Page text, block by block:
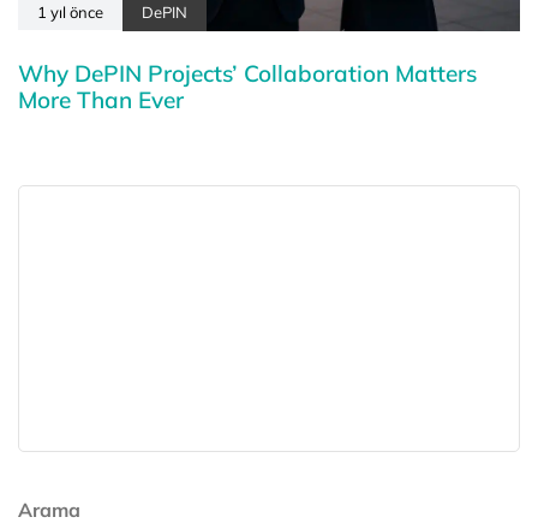
1 yıl önce DePIN
Why DePIN Projects’ Collaboration Matters
More Than Ever
Arama